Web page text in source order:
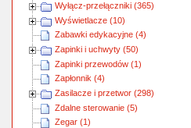
Wyłącz-przełączniki (365)
Wyświetlacze (10)
Zabawki edykacyjne (4)
Zapinki i uchwyty (50)
Zapinki przewodów (1)
Zapłonnik (4)
Zasilacze i przetwor (298)
Zdalne sterowanie (5)
Zegar (1)